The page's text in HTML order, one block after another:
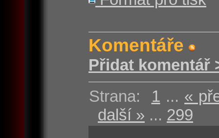
Komentáře
Přidat komentář
Strana: 1 ... «
další » ... 299